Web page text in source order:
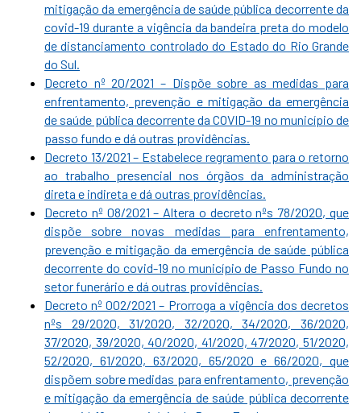
mitigação da emergência de saúde pública decorrente da
covid-19 durante a vigência da bandeira preta do modelo
de distanciamento controlado do Estado do Rio Grande
do Sul.
Decreto nº 20/2021 – Dispõe sobre as medidas para
enfrentamento, prevenção e mitigação da emergência
de saúde pública decorrente da COVID-19 no município de
passo fundo e dá outras providências.
Decreto 13/2021 – Estabelece regramento para o retorno
ao trabalho presencial nos órgãos da administração
direta e indireta e dá outras providências.
Decreto nº 08/2021 – Altera o decreto nºs 78/2020, que
dispõe sobre novas medidas para enfrentamento,
prevenção e mitigação da emergência de saúde pública
decorrente do covid-19 no município de Passo Fundo no
setor funerário e dá outras providências.
Decreto nº 002/2021 – Prorroga a vigência dos decretos
nºs 29/2020, 31/2020, 32/2020, 34/2020, 36/2020,
37/2020, 39/2020, 40/2020, 41/2020, 47/2020, 51/2020,
52/2020, 61/2020, 63/2020, 65/2020 e 66/2020, que
dispõem sobre medidas para enfrentamento, prevenção
e mitigação da emergência de saúde pública decorrente